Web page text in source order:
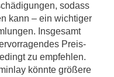
sodass
kann – ein wichtiger
Insgesamt
Preis-
zu empfehlen.
könnte größere